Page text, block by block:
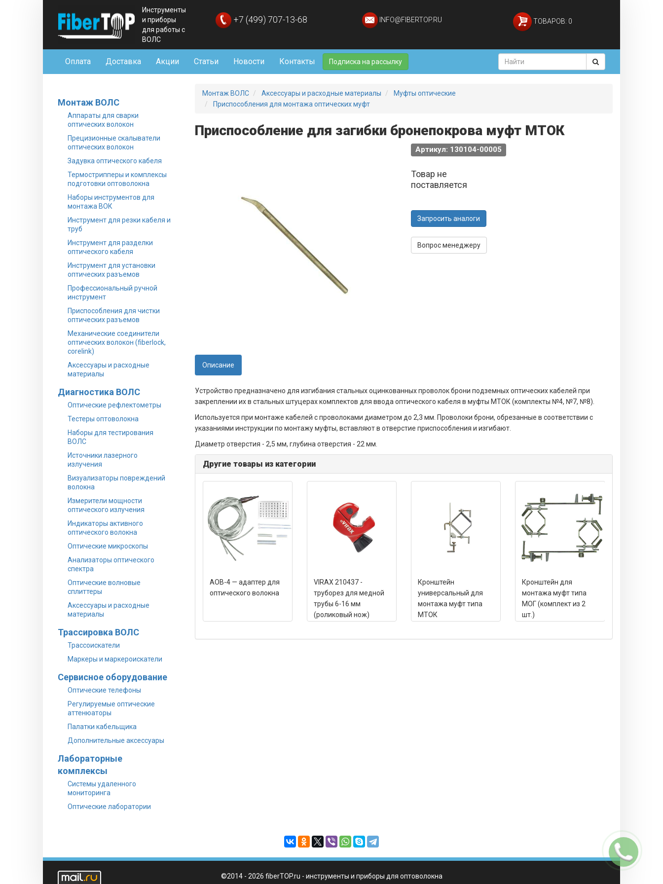
Инструменты
и приборы
для работы с
ВОЛС
+7 (499) 707-13-68 INFO@FIBERTOP.RU ТОВАРОВ: 0
Оплата Доставка Акции Статьи Новости Контакты Подписка на рассылку
Монтаж ВОЛС
Аппараты для сварки
оптических волокон
Прецизионные скалыватели
оптических волокон
Задувка оптического кабеля
Термострипперы и комплексы
подготовки оптоволокна
Наборы инструментов для
монтажа ВОК
Инструмент для резки кабеля и
труб
Инструмент для разделки
оптического кабеля
Инструмент для установки
оптических разъемов
Профессиональный ручной
инструмент
Приспособления для чистки
оптических разъемов
Механические соединители
оптических волокон (fiberlock,
corelink)
Аксессуары и расходные
материалы
Диагностика ВОЛС
Оптические рефлектометры
Тестеры оптоволокна
Наборы для тестирования
ВОЛС
Источники лазерного
излучения
Визуализаторы повреждений
волокна
Измерители мощности
оптического излучения
Индикаторы активного
оптического волокна
Оптические микроскопы
Анализаторы оптического
спектра
Оптические волновые
сплиттеры
Аксессуары и расходные
материалы
Трассировка ВОЛС
Трассоискатели
Маркеры и маркероискатели
Сервисное оборудование
Оптические телефоны
Регулируемые оптические
аттенюаторы
Палатки кабельщика
Дополнительные аксессуары
Лабораторные
комплексы
Системы удаленного
мониторинга
Оптические лаборатории
Монтаж ВОЛС Аксессуары и расходные материалы
Муфты оптические
Приспособления для монтажа оптических муфт
Приспособление для загибки бронепокрова муфт МТОК
Артикул: 130104-00005
Товар не
поставляется
Запросить аналоги
Вопрос менеджеру
Описание
Устройство предназначено для изгибания стальных оцинкованных проволок брони подземных оптических кабелей при
закреплении их в стальных штуцерах комплектов для ввода оптического кабеля в муфты МТОК (комплекты №4, №7, №8).
Используется при монтаже кабелей с проволоками диаметром до 2,3 мм. Проволоки брони, обрезанные в соответствии с
указаниями инструкции по монтажу муфты, вставляют в отверстие приспособления и изгибают.
Диаметр отверстия - 2,5 мм, глубина отверстия - 22 мм.
Другие товары из категории
АОВ-4 — адаптер для
оптического волокна
VIRAX 210437 -
труборез для медной
трубы 6-16 мм
(роликовый нож)
Кронштейн
универсальный для
монтажа муфт типа
МТОК
Кронштейн для
монтажа муфт типа
МОГ (комплект из 2
шт.)
©2014 - 2026 fiberTOP.ru - инструменты и приборы для оптоволокна
Заказать
звонок